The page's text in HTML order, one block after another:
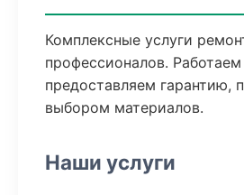
Комплексные услуги
профессионалов.
предоставляем гарантию,
выбором материалов.
Наши услуги